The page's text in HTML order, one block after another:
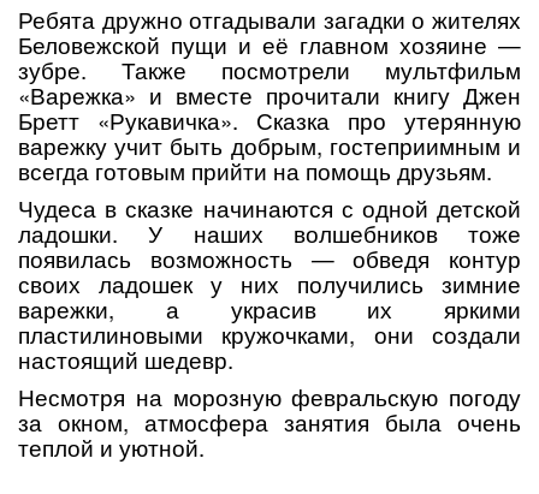
Ребята дружно отгадывали загадки о жителях
Беловежской пущи и её главном хозяине —
зубре. Также посмотрели мультфильм
«Варежка» и вместе прочитали книгу Джен
Бретт «Рукавичка». Сказка про утерянную
варежку учит быть добрым, гостеприимным и
всегда готовым прийти на помощь друзьям.
Чудеса в сказке начинаются с одной детской
ладошки. У наших волшебников тоже
появилась возможность — обведя контур
своих ладошек у них получились зимние
варежки, а украсив их яркими
пластилиновыми кружочками, они создали
настоящий шедевр.
Несмотря на морозную февральскую погоду
за окном, атмосфера занятия была очень
теплой и уютной.